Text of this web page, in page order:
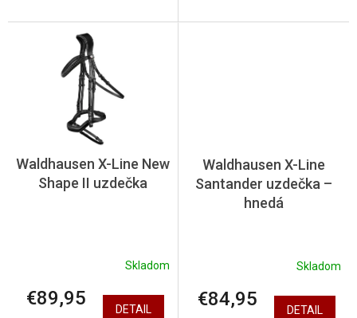
Waldhausen X-Line New
Shape II uzdečka
Skladom
€89,95 DETAIL
Waldhausen X-Line
Santander uzdečka –
hnedá
Skladom
€84,95 DETAIL